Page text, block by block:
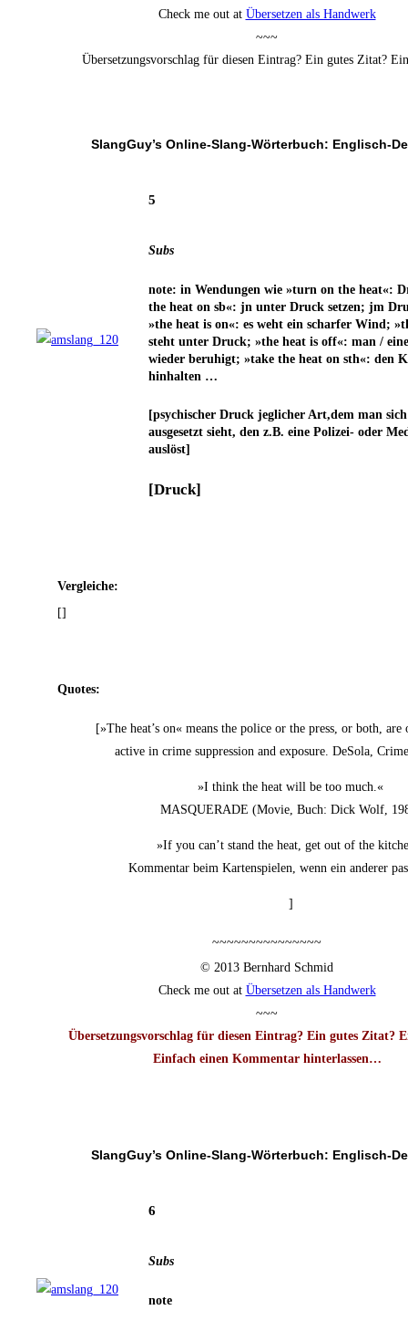
Check me out at Über­set­zen als Handwerk
~~~
Über­set­zungs­vor­schlag für die­sen Ein­trag? Ein gutes Zitat?
SlangGuy’s Online-Slang-Wör­ter­buch: Englisch-
5
Subs
note: in Wen­dun­gen wie »turn on the heat«:
the heat on sb«: jn unter Druck set­zen; jm
»the heat is on«: es weht ein schar­fer Wind;
steht unter Druck; »the heat is off«: man /
wie­der beru­higt; »take the heat on sth«: den
hinhalten …
[psy­chi­scher Druck jeg­li­cher Art,dem man
aus­ge­setzt sieht, den z.B. eine Poli­zei- oder
auslöst]
[Druck]
Ver­glei­che:
[]
Quo­tes:
[»The heat’s on« means the poli­ce or the press, or both, are
acti­ve in crime sup­pres­si­on and expo­sure. DeSo­la,
»I think the heat will be too much.«
MASQUERADE (Movie, Buch: Dick Wolf,
»If you can’t stand the heat, get out of the
Kom­men­tar beim Kar­ten­spie­len, wenn ein ande­rer
]
~~~~~~~~~~~~~~~
© 2013 Bern­hard Schmid
Check me out at Über­set­zen als Handwerk
~~~
Über­set­zungs­vor­schlag für die­sen Ein­trag? Ein gutes Zitat?
Ein­fach einen Kom­men­tar hin­ter­las­sen…
SlangGuy’s Online-Slang-Wör­ter­buch: Englisch-
6
Subs
note